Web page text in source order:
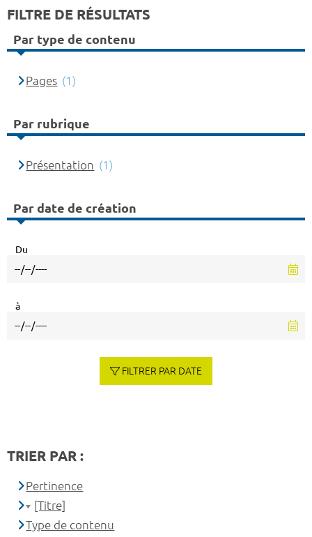
FILTRE DE RÉSULTATS
Par type de contenu
Pages (1)
Par rubrique
Présentation (1)
Par date de création
Du
à
FILTRER PAR DATE
TRIER PAR :
Pertinence
[Titre]
Type de contenu